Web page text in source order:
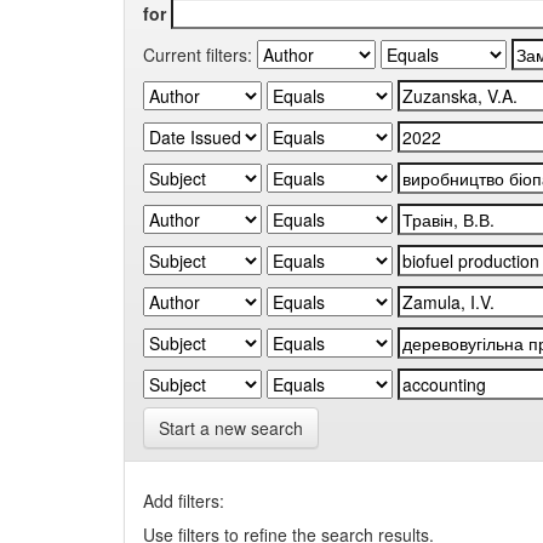
for
Current filters:
Start a new search
Add filters:
Use filters to refine the search results.